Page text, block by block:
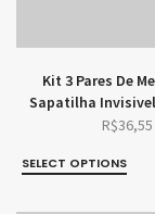
Kit 3 Pares De
Sapatilha Invisivel
R$36,55
SELECT OPTIONS